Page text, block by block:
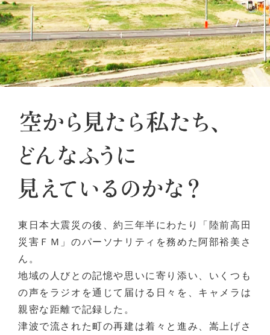
東日本大震災の後、約三年半にわたり「陸前高田
災害ＦＭ」のパーソナリティを務めた阿部裕美さ
ん。
地域の人びとの記憶や思いに寄り添い、いくつも
の声をラジオを通じて届ける日々を、キャメラは
親密な距離で記録した。
津波で流された町の再建は着々と進み、嵩上げさ